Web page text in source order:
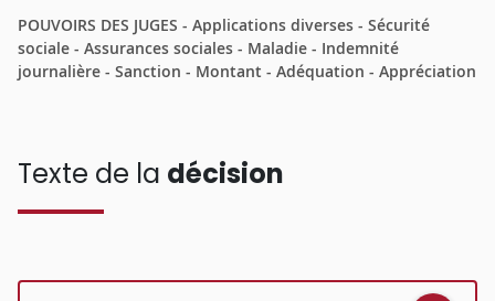
POUVOIRS DES JUGES - Applications diverses - Sécurité
sociale - Assurances sociales - Maladie - Indemnité
journalière - Sanction - Montant - Adéquation - Appréciation
Texte de la décision